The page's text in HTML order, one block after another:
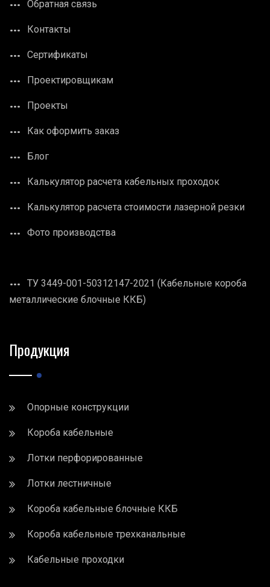
Обратная связь
Контакты
Сертификаты
Проектировщикам
Проекты
Как оформить заказ
Блог
Калькулятор расчета кабельных проходок
Калькулятор расчета стоимости лазерной резки
Фото производства
ТУ 3449-001-50312147-2021 (Кабельные короба
металлические блочные ККБ)
Продукция
Опорные конструкции
Короба кабельные
Лотки перфорированные
Лотки лестничные
Короба кабельные блочные ККБ
Короба кабельные трехканальные
Кабельные проходки